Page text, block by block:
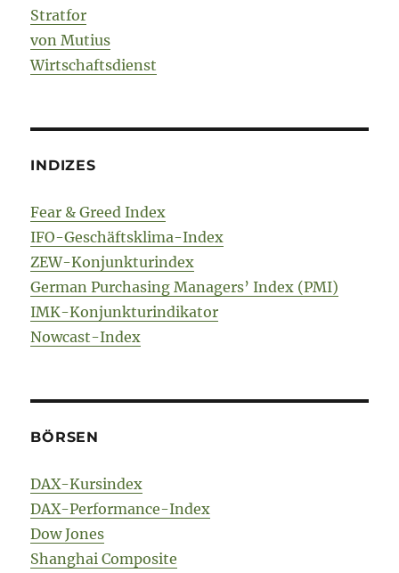
Stratfor
von Mutius
Wirtschaftsdienst
INDIZES
Fear & Greed Index
IFO-Geschäftsklima-Index
ZEW-Konjunkturindex
German Purchasing Managers’ Index (PMI)
IMK-Konjunkturindikator
Nowcast-Index
BÖRSEN
DAX-Kursindex
DAX-Performance-Index
Dow Jones
Shanghai Composite